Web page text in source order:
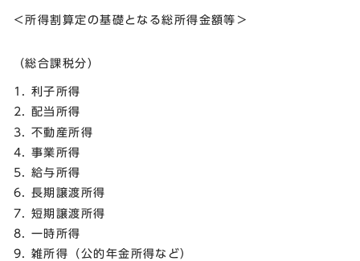
＜所得割算定の基礎となる総所得金額等＞
（総合課税分）
利子所得
配当所得
不動産所得
事業所得
給与所得
長期譲渡所得
短期譲渡所得
一時所得
雑所得（公的年金所得など）